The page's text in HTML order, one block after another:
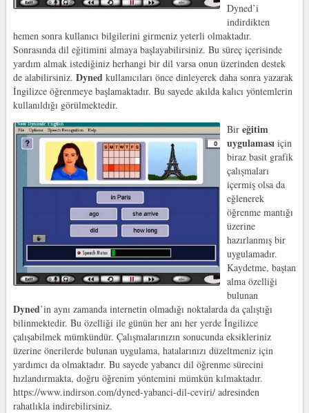
Dyned’i
indirdikten
hemen sonra kullanıcı bilgilerini girmeniz yeterli olmaktadır.
Sonrasında dil eğitimini almaya başlayabilirsiniz. Bu süreç içerisinde
yardım almak istediğiniz herhangi bir dil varsa onun üzerinden destek
de alabilirsiniz. Dyned kullanıcıları önce dinleyerek daha sonra yazarak
İngilizce öğrenmeye başlamaktadır. Bu sayede akılda kalıcı yöntemlerin
kullanıldığı görülmektedir.
Bir eğitim
uygulaması için
biraz basit grafik
çalışmaları
içermiş olsa da
eğlenerek
öğrenme mantığı
üzerine
hazırlanmış bir
uygulamadır.
Kaydetme, baştan
alma özelliği
bulunan
Dyned’in aynı zamanda internetin olmadığı noktalarda da çalıştığı
bilinmektedir. Bu özelliği ile günün her anı her yerde İngilizce
çalışabilmek mümkündür. Çalışmalarınızın sonucunda eksikleriniz
üzerine önerilerde bulunan uygulama, hatalarınızı düzeltmeniz için
yardımcı da olmaktadır. Bu sayede yabancı dil öğrenme sürecini
hızlandırmakta, doğru öğrenim yöntemini mümkün kılmaktadır.
https://www.indirson.com/dyned-yabanci-dil-ceviri/ adresinden
rahatlıkla indirebilirsiniz.